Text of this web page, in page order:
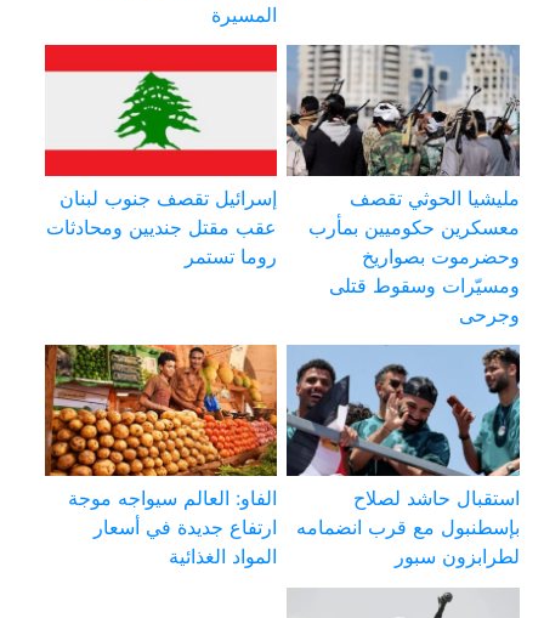
المسيرة
مليشيا الحوثي تقصف
معسكرين حكوميين بمأرب
وحضرموت بصواريخ
ومسيّرات وسقوط قتلى
وجرحى
إسرائيل تقصف جنوب لبنان
عقب مقتل جنديين ومحادثات
روما تستمر
استقبال حاشد لصلاح
بإسطنبول مع قرب انضمامه
لطرابزون سبور
الفاو: العالم سيواجه موجة
ارتفاع جديدة في أسعار
المواد الغذائية